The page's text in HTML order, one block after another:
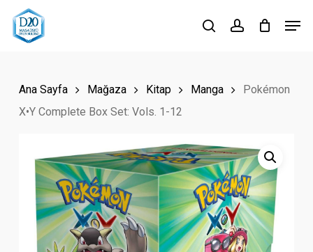
Skip
searchaccount
Ana Sayfa Mağaza Kitap Manga
Pokémon
X•Y Complete Box Set: Vols. 1-12